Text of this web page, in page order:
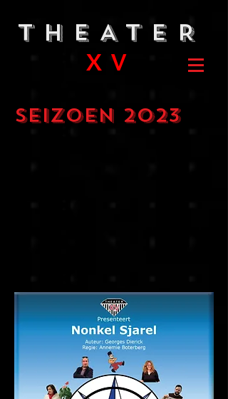
THEATER
XV
Seizoen 2023